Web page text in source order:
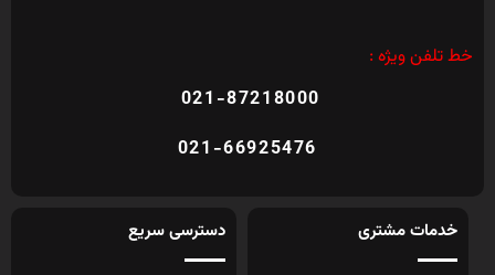
خط تلفن ویژه :
021-87218000
021-66925476
خدمات مشتری دسترسی سریع